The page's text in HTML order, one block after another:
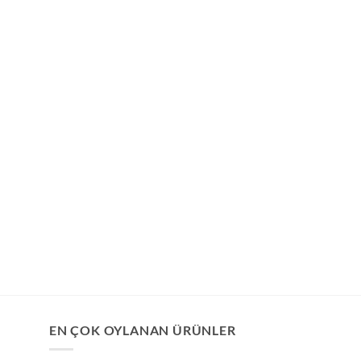
EN ÇOK OYLANAN ÜRÜNLER